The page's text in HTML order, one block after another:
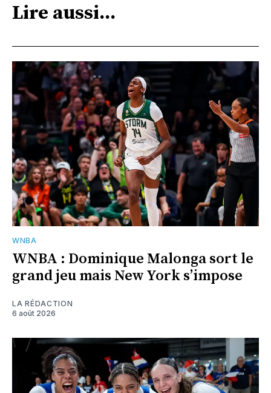
Lire aussi...
WNBA
WNBA : Dominique Malonga sort le
grand jeu mais New York s’impose
LA RÉDACTION
6 août 2026